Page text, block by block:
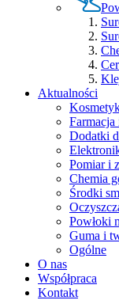
Aktualności
Dodatki
Pomiar i
Chemia
Środki
Powłoki
Guma i
Ogólne
O nas
Współpraca
Kontakt